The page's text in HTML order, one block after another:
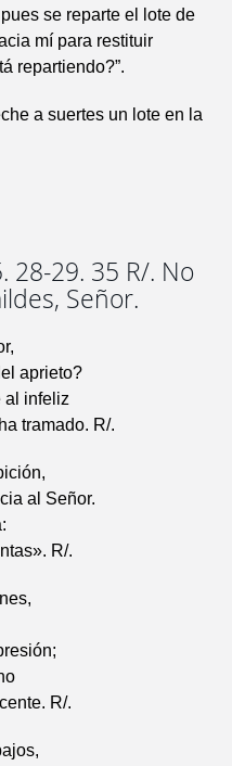
se reparte el lote de
mí para restituir
repartiendo?”.
a suertes un lote en la
28-29. 35 R/. No
Señor.
aprieto?
al infeliz
tramado. R/.
al Señor.
R/.
R/.